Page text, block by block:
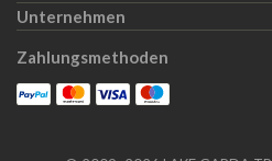
Unternehmen
Zahlungsmethoden